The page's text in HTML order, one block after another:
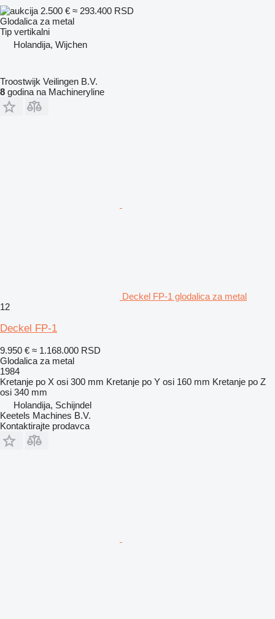
2.500 € ≈ 293.400 RSD
Glodalica za metal
Tip vertikalni
Holandija, Wijchen
Troostwijk Veilingen B.V.
8 godina na Machineryline
Deckel FP-1 glodalica za metal
12
Deckel FP-1
9.950 € ≈ 1.168.000 RSD
Glodalica za metal
1984
Kretanje po X osi 300 mm Kretanje po Y osi 160 mm Kretanje po Z
osi 340 mm
Holandija, Schijndel
Keetels Machines B.V.
Kontaktirajte prodavca